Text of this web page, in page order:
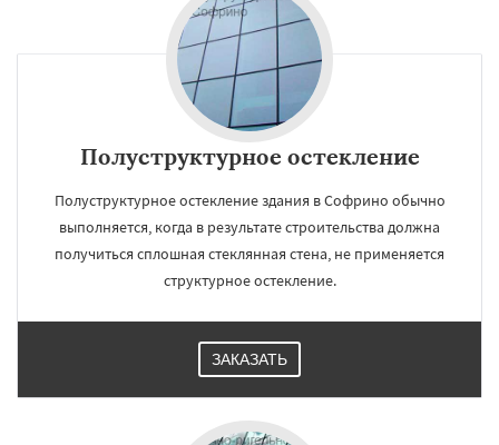
Полуструктурное остекление
Полуструктурное остекление здания в Софрино обычно
выполняется, когда в результате строительства должна
получиться сплошная стеклянная стена, не применяется
структурное остекление.
ЗАКАЗАТЬ